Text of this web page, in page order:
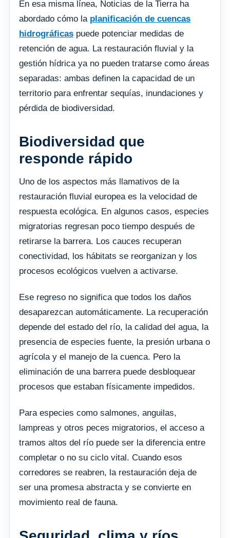
En esa misma línea, Noticias de la Tierra ha
abordado cómo la planificación de cuencas
hidrográficas puede potenciar medidas de
retención de agua. La restauración fluvial y la
gestión hídrica ya no pueden tratarse como áreas
separadas: ambas definen la capacidad de un
territorio para enfrentar sequías, inundaciones y
pérdida de biodiversidad.
Biodiversidad que
responde rápido
Uno de los aspectos más llamativos de la
restauración fluvial europea es la velocidad de
respuesta ecológica. En algunos casos, especies
migratorias regresan poco tiempo después de
retirarse la barrera. Los cauces recuperan
conectividad, los hábitats se reorganizan y los
procesos ecológicos vuelven a activarse.
Ese regreso no significa que todos los daños
desaparezcan automáticamente. La recuperación
depende del estado del río, la calidad del agua, la
presencia de especies fuente, la presión urbana o
agrícola y el manejo de la cuenca. Pero la
eliminación de una barrera puede desbloquear
procesos que estaban físicamente impedidos.
Para especies como salmones, anguilas,
lampreas y otros peces migratorios, el acceso a
tramos altos del río puede ser la diferencia entre
completar o no su ciclo vital. Cuando esos
corredores se reabren, la restauración deja de
ser una promesa abstracta y se convierte en
movimiento real de fauna.